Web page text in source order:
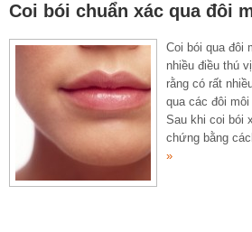
Coi bói chuẩn xác qua đôi
Coi bói qua đôi
nhiều điều thú
rằng có rất
qua các đôi
Sau khi coi bói
chứng bằng
»